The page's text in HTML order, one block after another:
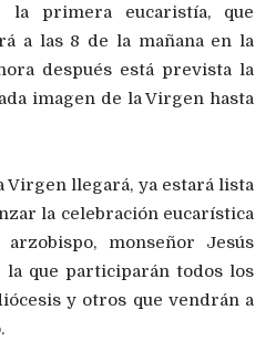
la primera eucaristía, que
a las 8 de la mañana en la
después está prevista la
imagen de la Virgen hasta
Virgen llegará, ya estará lista
la celebración eucarística
monseñor Jesús
la que participarán todos los
y otros que vendrán a